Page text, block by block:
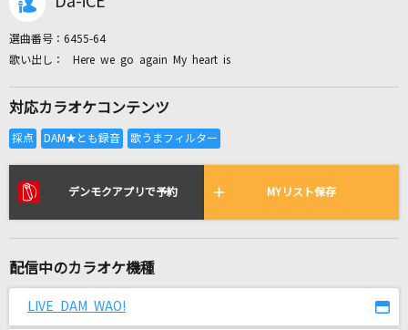
全国りれき
リアルタイムで歌われている曲の一覧
[生音]シルエット
選曲番号： 6455-64
Here we go again My heart is
対応カラオケコンテンツ
デンモクアプリで予約 MYリスト保存
配信中のカラオケ機種
LIVE DAM WAO!